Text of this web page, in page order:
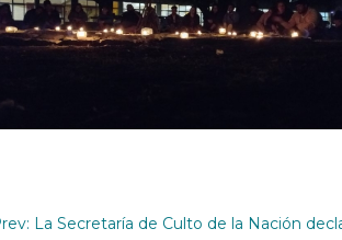
La Secretaría de Culto de la Nación